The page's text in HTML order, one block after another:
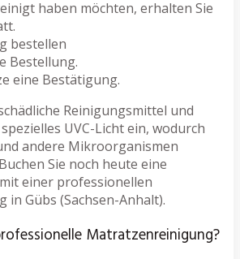
haben möchten, erhalten Sie
bestellen
Bestellung.
eine Bestätigung.
Reinigungsmittel und
UVC-Licht ein, wodurch
andere Mikroorganismen
Sie noch heute eine
einer professionellen
Gübs (Sachsen-Anhalt).
Matratzenreinigung?